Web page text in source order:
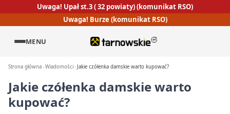
Uwaga! Upał st.3 ( 32 powiaty) (komunikat RSO)
Uwaga! Burze (komunikat RSO)
MENU
Strona główna Wiadomości Jakie czółenka damskie warto kupować?
Jakie czółenka damskie warto
kupować?